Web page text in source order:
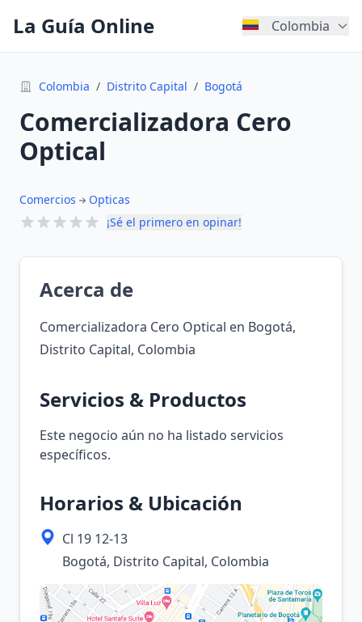
La Guía Online Colombia
Colombia / Distrito Capital / Bogotá
Comercializadora Cero
Optical
Comercios
Opticas
¡Sé el primero en opinar!
Acerca de
Comercializadora Cero Optical en Bogotá,
Distrito Capital, Colombia
Servicios & Productos
Este negocio aún no ha listado servicios
específicos.
Horarios & Ubicación
Cl 19 12-13
Bogotá, Distrito Capital, Colombia